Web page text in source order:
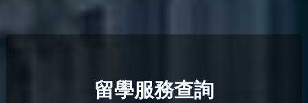
留學服務查詢